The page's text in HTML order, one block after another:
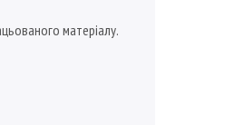
матеріалу.